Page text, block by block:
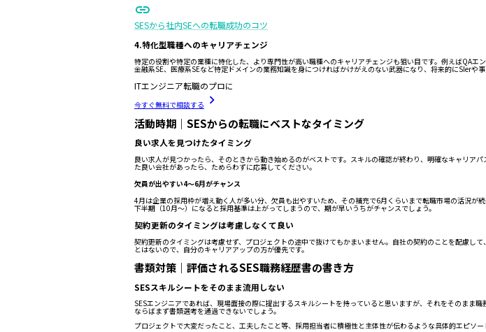
SESから社内SEへの転職成功のコツ
4.特化型職種へのキャリアチェンジ
特定の役割や特定の業種に特化した、より専門性が高い職種へのキャリアチェンジも狙い目です。例えばQAエ
金融系SE、医療系SEなど特定ドメインの業務知識を身につければかけがえのない武器になり、将来的にSIerや事
ITエンジニア転職のプロに
今すぐ無料で相談する
活動時期｜SESからの転職にベストなタイミング
良い求人を見つけたタイミング
良い求人が見つかったら、そのときから動き始めるのがベストです。スキルの確認が終わり、明確なキャリア
た良い会社があったら、ためらわずに応募してください。
欠員が出やすい4～6月がチャンス
4月は企業の採用枠が増え動く人が多い分、欠員も出やすいため、その補充で6月くらいまで転職市場の活況が
下半期（10月～）になると採用基準は上がってしまうので、期が早いうちがチャンスでしょう。
契約更新のタイミングは考慮しなくて良い
契約更新のタイミングは考慮せず、プロジェクトの途中で抜けてもかまいません。自社の契約のことを配慮し
とはないので、自分のキャリアアップの方が優先です。
書類対策｜評価されるSES職務経歴書の書き方
SESスキルシートをそのまま流用しない
SESエンジニアであれば、現場面接の際に提出するスキルシートを持っていると思いますが、それをそのまま
ならばまず書類選考を通過できないでしょう。
プロジェクトで大変だったこと、工夫したこと等、採用担当者に積極性と主体性が伝わるような具体的エピソー